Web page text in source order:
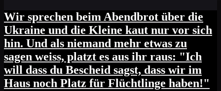
Wir sprechen beim Abendbrot über die
Ukraine und die Kleine kaut nur vor sich
hin. Und als niemand mehr etwas zu
sagen weiss, platzt es aus ihr raus: "Ich
will dass du Bescheid sagst, dass wir im
Haus noch Platz für Flüchtlinge haben!"